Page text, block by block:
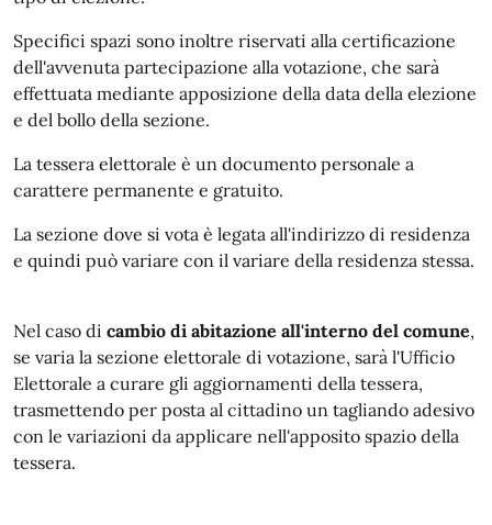
Specifici spazi sono inoltre riservati alla certificazione
dell'avvenuta partecipazione alla votazione, che sarà
effettuata mediante apposizione della data della elezione
e del bollo della sezione.
La tessera elettorale è un documento personale a
carattere permanente e gratuito.
La sezione dove si vota è legata all'indirizzo di residenza
e quindi può variare con il variare della residenza stessa.
Nel caso di cambio di abitazione all'interno del comune,
se varia la sezione elettorale di votazione, sarà l'Ufficio
Elettorale a curare gli aggiornamenti della tessera,
trasmettendo per posta al cittadino un tagliando adesivo
con le variazioni da applicare nell'apposito spazio della
tessera.